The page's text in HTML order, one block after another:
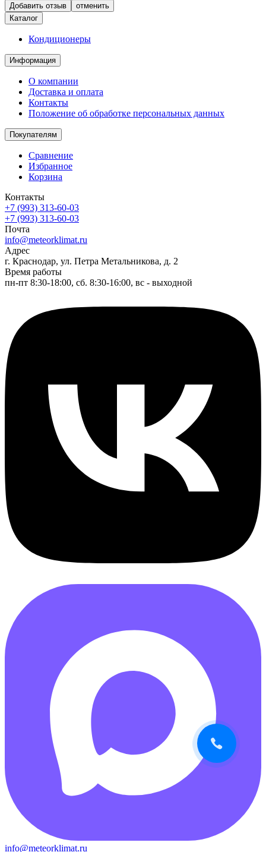
отменить
Каталог
Кондиционеры
Информация
О компании
Доставка и оплата
Контакты
Положение об обработке персональных данных
Покупателям
Сравнение
Избранное
Корзина
Контакты
+7 (993) 313-60-03
+7 (993) 313-60-03
Почта
info@meteorklimat.ru
Адрес
г. Краснодар, ул. Петра Метальникова, д. 2
Время работы
пн-пт 8:30-18:00, сб. 8:30-16:00, вс - выходной
info@meteorklimat.ru